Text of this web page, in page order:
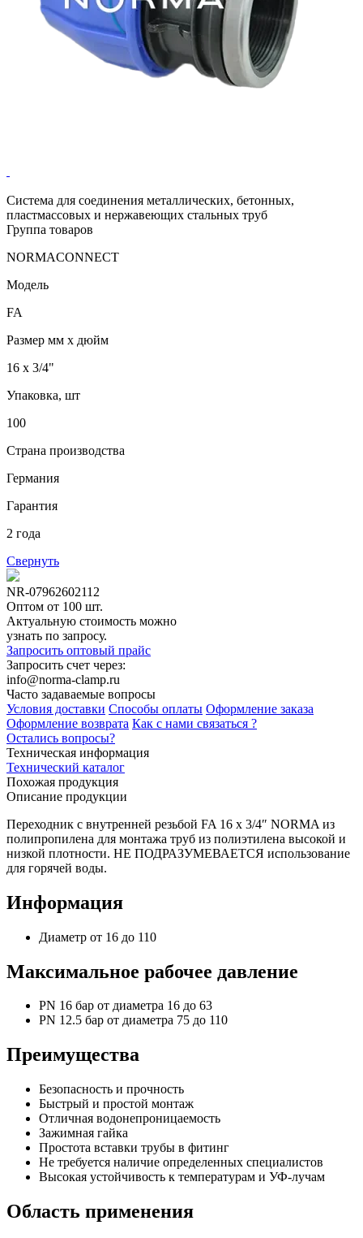
Система для соединения металлических, бетонных,
пластмассовых и нержавеющих стальных труб
Группа товаров
NORMACONNECT
Модель
FA
Размер мм x дюйм
16 x 3/4"
Упаковка, шт
100
Страна производства
Германия
Гарантия
2 года
Свернуть
NR-07962602112
Оптом от 100 шт.
Актуальную стоимость можно
узнать по запросу.
Запросить оптовый прайс
Запросить счет через:
info@norma-clamp.ru
Часто задаваемые вопросы
Условия доставки Способы оплаты Оформление заказа
Оформление возврата Как с нами связаться ?
Остались вопросы?
Техническая информация
Технический каталог
Похожая продукция
Описание продукции
Переходник с внутренней резьбой FA 16 x 3/4″ NORMA из
полипропилена для монтажа труб из полиэтилена высокой и
низкой плотности. НЕ ПОДРАЗУМЕВАЕТСЯ использование
для горячей воды.
Информация
Диаметр от 16 до 110
Максимальное рабочее давление
PN 16 бар от диаметра 16 до 63
PN 12.5 бар от диаметра 75 до 110
Преимущества
Безопасность и прочность
Быстрый и простой монтаж
Отличная водонепроницаемость
Зажимная гайка
Простота вставки трубы в фитинг
Не требуется наличие определенных специалистов
Высокая устойчивость к температурам и УФ-лучам
Область применения